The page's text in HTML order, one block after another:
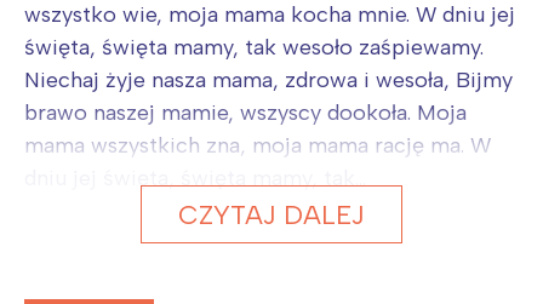
wszystko wie, moja mama kocha mnie. W dniu jej
święta, święta mamy, tak wesoło zaśpiewamy.
Niechaj żyje nasza mama, zdrowa i wesoła, Bijmy
brawo naszej mamie, wszyscy dookoła. Moja
mama wszystkich zna, moja mama rację ma. W
CZYTAJ DALEJ